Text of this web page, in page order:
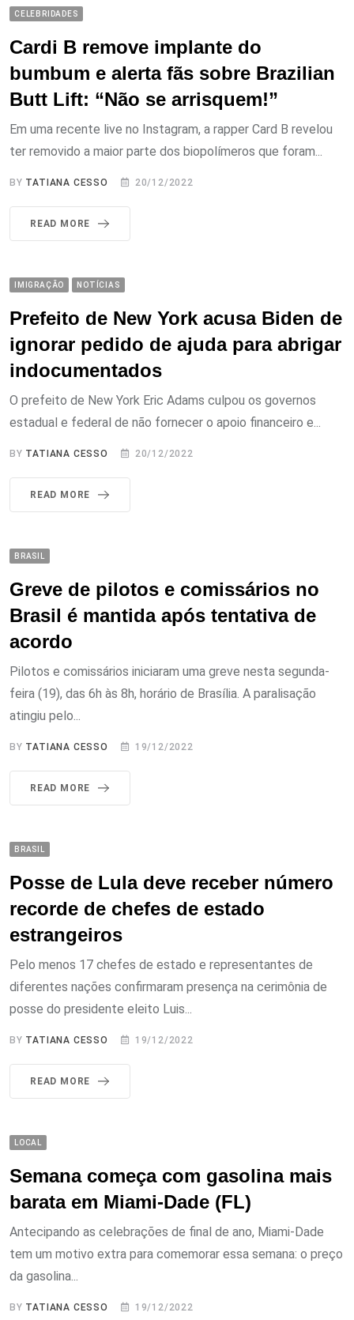
CELEBRIDADES
Cardi B remove implante do
bumbum e alerta fãs sobre Brazilian
Butt Lift: “Não se arrisquem!”
Em uma recente live no Instagram, a rapper Card B revelou
ter removido a maior parte dos biopolímeros que foram...
BY TATIANA CESSO 20/12/2022
READ MORE
IMIGRAÇÃO NOTÍCIAS
Prefeito de New York acusa Biden de
ignorar pedido de ajuda para abrigar
indocumentados
O prefeito de New York Eric Adams culpou os governos
estadual e federal de não fornecer o apoio financeiro e...
BY TATIANA CESSO 20/12/2022
READ MORE
BRASIL
Greve de pilotos e comissários no
Brasil é mantida após tentativa de
acordo
Pilotos e comissários iniciaram uma greve nesta segunda-
feira (19), das 6h às 8h, horário de Brasília. A paralisação
atingiu pelo...
BY TATIANA CESSO 19/12/2022
READ MORE
BRASIL
Posse de Lula deve receber número
recorde de chefes de estado
estrangeiros
Pelo menos 17 chefes de estado e representantes de
diferentes nações confirmaram presença na cerimônia de
posse do presidente eleito Luis...
BY TATIANA CESSO 19/12/2022
READ MORE
LOCAL
Semana começa com gasolina mais
barata em Miami-Dade (FL)
Antecipando as celebrações de final de ano, Miami-Dade
tem um motivo extra para comemorar essa semana: o preço
da gasolina...
BY TATIANA CESSO 19/12/2022